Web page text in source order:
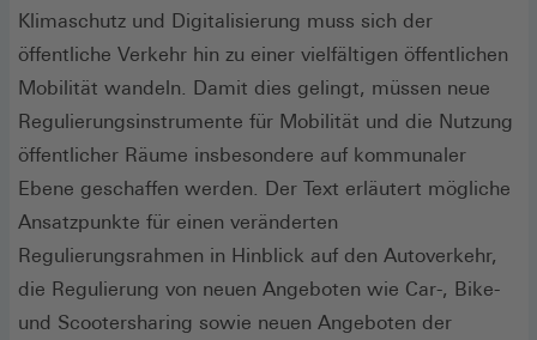
Klimaschutz und Digitalisierung muss sich der
öffentliche Verkehr hin zu einer vielfältigen öffentlichen
Mobilität wandeln. Damit dies gelingt, müssen neue
Regulierungsinstrumente für Mobilität und die Nutzung
öffentlicher Räume insbesondere auf kommunaler
Ebene geschaffen werden. Der Text erläutert mögliche
Ansatzpunkte für einen veränderten
Regulierungsrahmen in Hinblick auf den Autoverkehr,
die Regulierung von neuen Angeboten wie Car-, Bike-
und Scootersharing sowie neuen Angeboten der